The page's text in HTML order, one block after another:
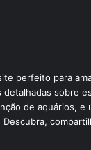
perfeito para
detalhadas sobre
de aquários, e